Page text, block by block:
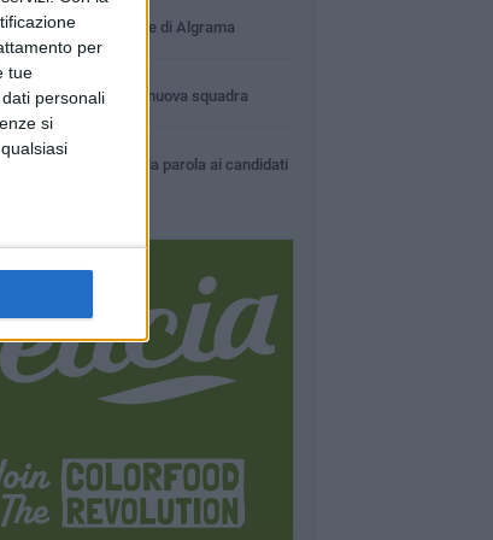
per
tue
personali
si
4 MINUTI
ufficiale di Algrama
3 MINUTI
Bawer presenta la nuova squadra
4 MINUTI
Amministrative 2015, la parola ai candidati